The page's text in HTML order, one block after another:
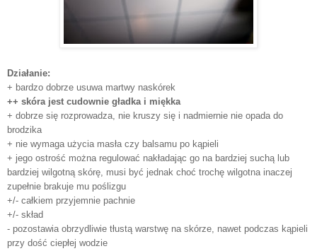
Działanie:
+ bardzo dobrze usuwa martwy naskórek
++ skóra jest cudownie gładka i miękka
+ dobrze się rozprowadza, nie kruszy się i nadmiernie nie opada do
brodzika
+ nie wymaga użycia masła czy balsamu po kąpieli
+ jego ostrość można regulować nakładając go na bardziej suchą lub
bardziej wilgotną skórę, musi być jednak choć trochę wilgotna inaczej
zupełnie brakuje mu poślizgu
+/- całkiem przyjemnie pachnie
+/- skład
- pozostawia obrzydliwie tłustą warstwę na skórze, nawet podczas kąpieli
przy dość ciepłej wodzie